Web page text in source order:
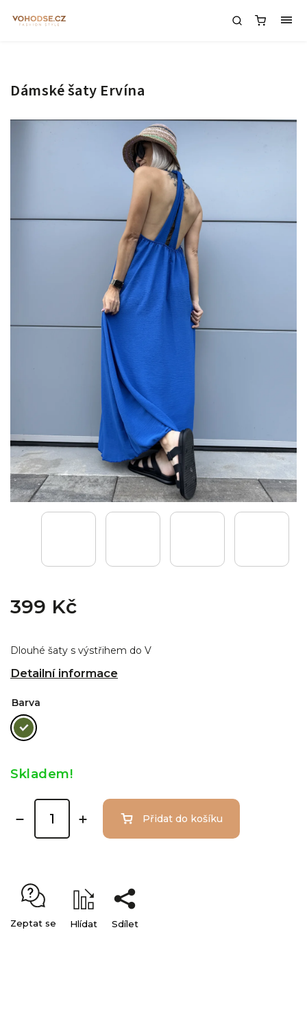
Dámské šaty Ervína
399 Kč
Dlouhé šaty s výstřihem do V
Detailní informace
Barva
Skladem!
Přidat do košíku
Zeptat se Hlídat Sdílet